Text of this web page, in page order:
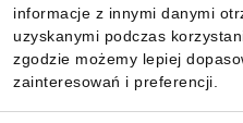
informacje z innymi danymi
uzyskanymi podczas
zgodzie możemy lepiej
zainteresowań i preferencji.
Pobierz naszą